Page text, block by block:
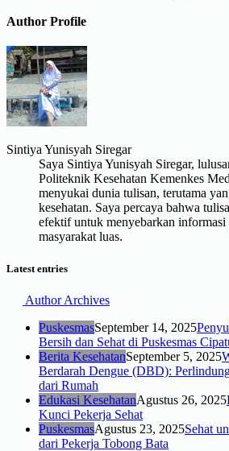
Author Profile
Sintiya Yunisyah Siregar
Saya Sintiya Yunisyah Siregar,
Politeknik Kesehatan Kemenkes
menyukai dunia tulisan, terutama
kesehatan. Saya percaya bahwa
efektif untuk menyebarkan informasi
masyarakat luas.
Latest entries
Author Archives
PuskesmasSeptember 14, 2025
Bersih dan Sehat di Puskesmas
Berita KesehatanSeptember 5, 2025
Berdarah Dengue (DBD):
dari Rumah
Edukasi KesehatanAgustus 26, 2025
Kunci Pekerja Sehat
PuskesmasAgustus 23, 2025Sehat
dari Pekerja Tobong Bata